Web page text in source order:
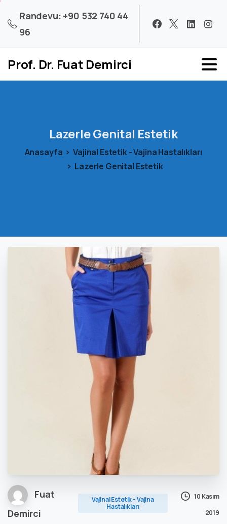
Randevu: +90 532 740 44
96
Prof. Dr. Fuat Demirci
LazerleGenital Estetik
Anasayfa
Vajinal Estetik - Vajina Hastalıkları
Lazerle Genital Estetik
Fuat
Demirci
Vajinal Estetik - Vajina
Hastalıkları
10 Kasım
2019